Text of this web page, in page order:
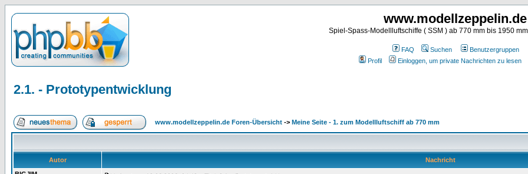
www.modellzeppelin.de
Spiel-Spass-Modellluftschiffe ( SSM ) ab 770 mm bis 1950
FAQ Suchen
Benutzergruppen
Profil
Einloggen, um private Nachrichten zu lesen
2.1. - Prototypentwicklung
www.modellzeppelin.de Foren-Übersicht -> Meine Seite - 1. zum Modellluftschiff ab 770 mm
Autor
Nachricht